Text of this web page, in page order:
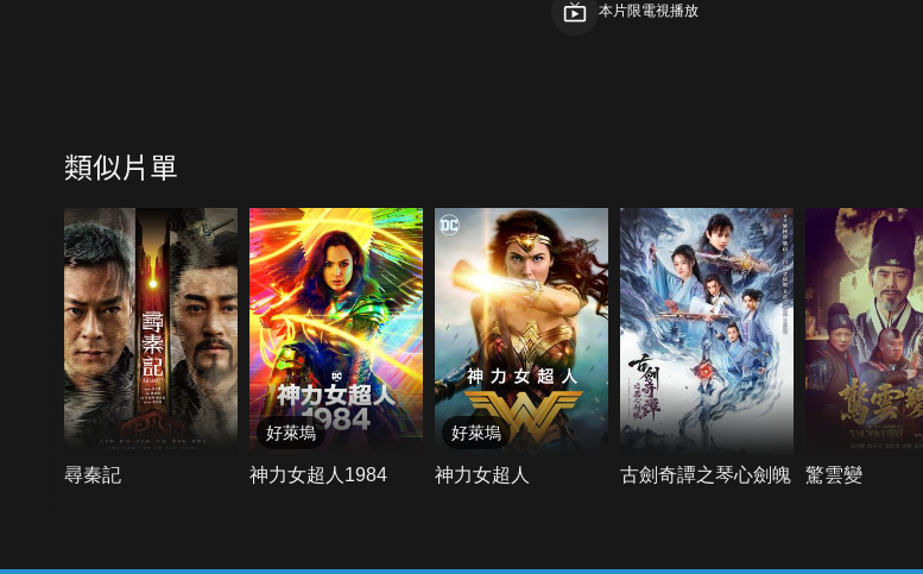
本片限電視播放
類似片單
尋秦記
好萊塢
神力女超人1984
好萊塢
神力女超人 古劍奇譚之琴心劍魄 驚雲變